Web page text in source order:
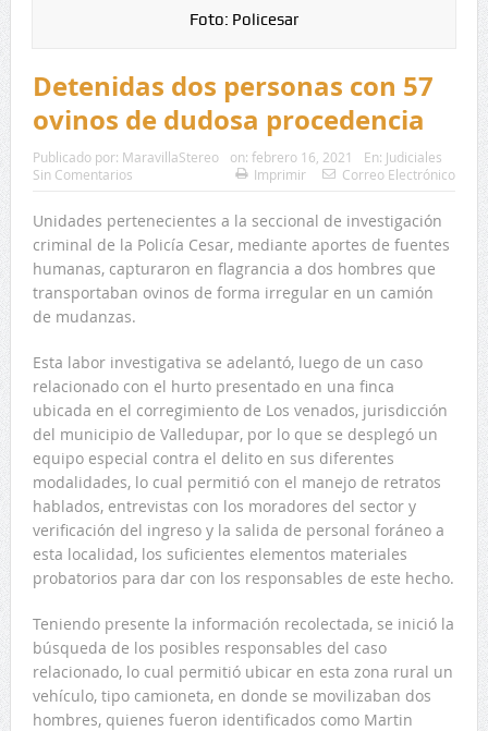
Foto: Policesar
Detenidas dos personas con 57
ovinos de dudosa procedencia
Publicado por: MaravillaStereo on: febrero 16, 2021 En: Judiciales
Sin Comentarios
Imprimir Correo Electrónico
Unidades pertenecientes a la seccional de investigación
criminal de la Policía Cesar, mediante aportes de fuentes
humanas, capturaron en flagrancia a dos hombres que
transportaban ovinos de forma irregular en un camión
de mudanzas.
Esta labor investigativa se adelantó, luego de un caso
relacionado con el hurto presentado en una finca
ubicada en el corregimiento de Los venados, jurisdicción
del municipio de Valledupar, por lo que se desplegó un
equipo especial contra el delito en sus diferentes
modalidades, lo cual permitió con el manejo de retratos
hablados, entrevistas con los moradores del sector y
verificación del ingreso y la salida de personal foráneo a
esta localidad, los suficientes elementos materiales
probatorios para dar con los responsables de este hecho.
Teniendo presente la información recolectada, se inició la
búsqueda de los posibles responsables del caso
relacionado, lo cual permitió ubicar en esta zona rural un
vehículo, tipo camioneta, en donde se movilizaban dos
hombres, quienes fueron identificados como Martin